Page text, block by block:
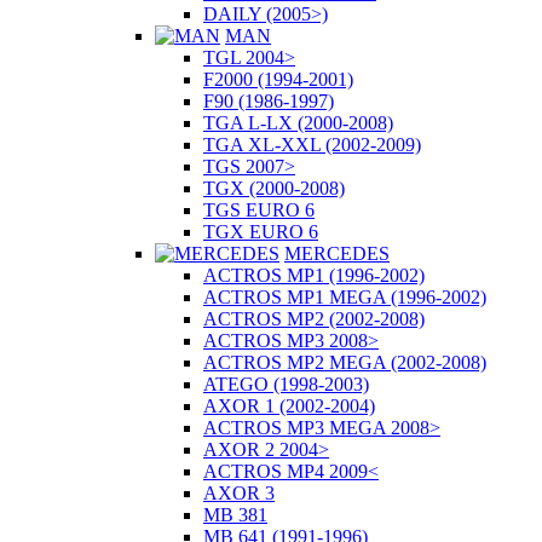
DAILY (2005>)
MAN
TGL 2004>
F2000 (1994-2001)
F90 (1986-1997)
TGA L-LX (2000-2008)
TGA XL-XXL (2002-2009)
TGS 2007>
TGX (2000-2008)
TGS EURO 6
TGX EURO 6
MERCEDES
ACTROS MP1 (1996-2002)
ACTROS MP1 MEGA (1996-2002)
ACTROS MP2 (2002-2008)
ACTROS MP3 2008>
ACTROS MP2 MEGA (2002-2008)
ATEGO (1998-2003)
AXOR 1 (2002-2004)
ACTROS MP3 MEGA 2008>
AXOR 2 2004>
ACTROS MP4 2009<
AXOR 3
MB 381
MB 641 (1991-1996)